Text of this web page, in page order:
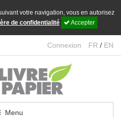
votre navigation, vous en autorisez
de confidentialité Accepter
Connexion FR / EN
Menu